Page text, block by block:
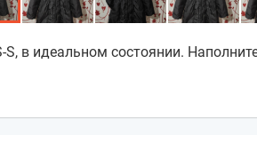
S, в идеальном состоянии.